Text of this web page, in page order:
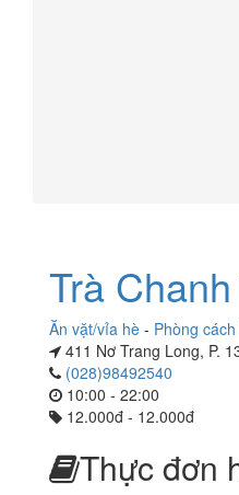
Trà
Ăn vặt/vỉa hè - Phòng
411 Nơ Trang Long, P.
(028)98492540
10:00 - 22:00
12.000đ - 12.000đ
Thực đơn